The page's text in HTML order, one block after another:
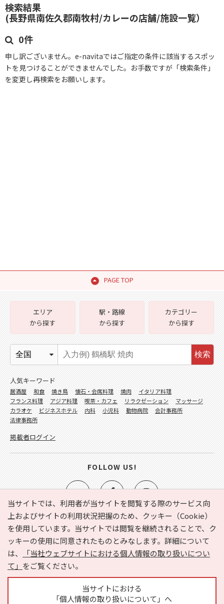
検索結果
(長野県南佐久郡南牧村/カレーの店舗/施設一覧）
0件
申し訳ございません。e-navitaではご指定の条件に該当するスポッ
トを見つけることができませんでした。お手数ですが「検索条件」
を変更し再検索をお願いします。
PAGE TOP
当サイトでは、利用者が当サイトを閲覧する際のサービス向
上およびサイトの利用状況把握のため、クッキー（Cookie）
を使用しています。当サイトでは閲覧を継続されることで、ク
ッキーの使用に同意されたものとみなします。詳細について
は、
「当社ウェブサイトにおける個人情報の取り扱いについ
て」 をご覧ください。
当サイトにおける
「個人情報の取り扱いについて」へ
e-NAVITA（イーナビタ）とは？ お気に入り
ヘルプ
利用規約
個人情報の取り扱いについて
運営会社
サイトマップ
広告掲載に関するお問い合わせ
エリア
から探す
駅・路線
から探す
カテゴリー
から探す
検索
人気キーワード
居酒屋 和食 焼き鳥 懐石・会席料理 焼肉
イタリア料理
フランス料理
アジア料理 喫茶・カフェ リラクゼーション
マッサージ
カラオケ
ビジネスホテル 内科 小児科 動物病院
会計事務所
法律事務所
掲載者ログイン
FOLLOW US!